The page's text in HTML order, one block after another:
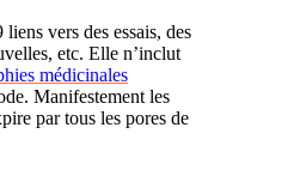
vers des essais, des
etc. Elle n’inclut
médicinales
Manifestement les
par tous les pores de